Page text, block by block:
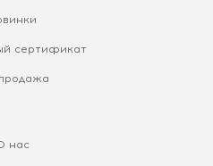
сертификат
нас